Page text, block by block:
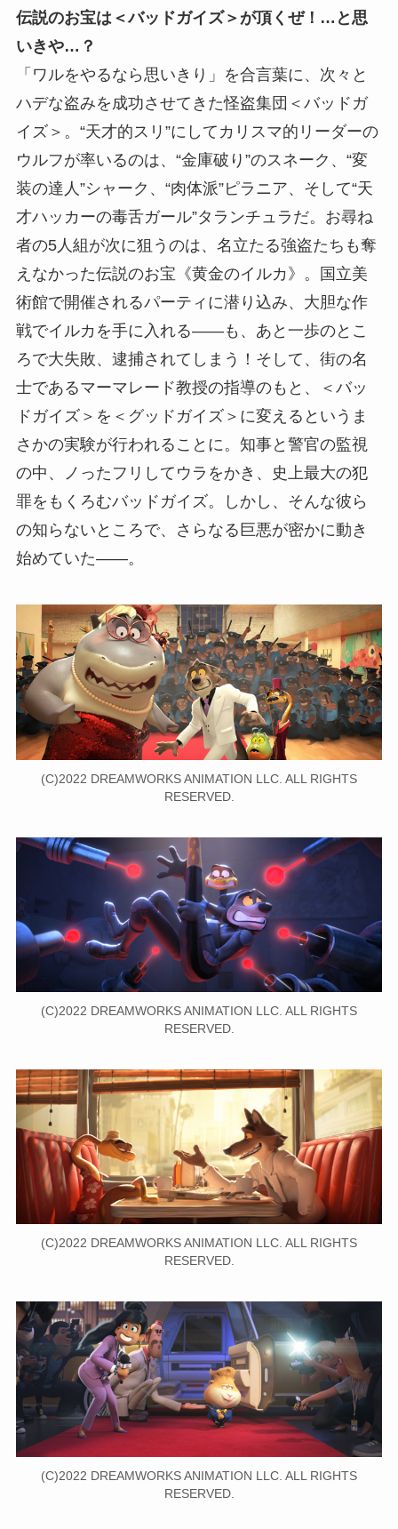
伝説のお宝は＜バッドガイズ＞が頂くぜ！…と思
いきや…？
「ワルをやるなら思いきり」を合言葉に、次々と
ハデな盗みを成功させてきた怪盗集団＜バッドガ
イズ＞。“天才的スリ”にしてカリスマ的リーダーの
ウルフが率いるのは、“金庫破り”のスネーク、“変
装の達人”シャーク、“肉体派”ピラニア、そして“天
才ハッカーの毒舌ガール”タランチュラだ。お尋ね
者の5人組が次に狙うのは、名立たる強盗たちも奪
えなかった伝説のお宝《黄金のイルカ》。国立美
術館で開催されるパーティに潜り込み、大胆な作
戦でイルカを手に入れる――も、あと一歩のとこ
ろで大失敗、逮捕されてしまう！そして、街の名
士であるマーマレード教授の指導のもと、＜バッ
ドガイズ＞を＜グッドガイズ＞に変えるというま
さかの実験が行われることに。知事と警官の監視
の中、ノったフリしてウラをかき、史上最大の犯
罪をもくろむバッドガイズ。しかし、そんな彼ら
の知らないところで、さらなる巨悪が密かに動き
始めていた――。
(C)2022 DREAMWORKS ANIMATION LLC. ALL RIGHTS
RESERVED.
(C)2022 DREAMWORKS ANIMATION LLC. ALL RIGHTS
RESERVED.
(C)2022 DREAMWORKS ANIMATION LLC. ALL RIGHTS
RESERVED.
(C)2022 DREAMWORKS ANIMATION LLC. ALL RIGHTS
RESERVED.